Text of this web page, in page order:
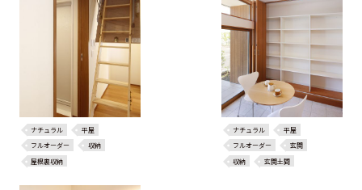
ナチュラル
平屋
フルオーダー
収納
屋根裏収納
ナチュラル
平屋
フルオーダー
玄関
収納
玄関土間